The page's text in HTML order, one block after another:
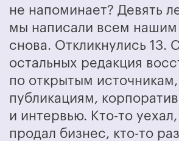
не напоминает? Девять
мы написали всем нашим
снова. Откликнулись 13.
остальных редакция
по открытым источникам,
публикациям,
и интервью. Кто-то уехал,
продал бизнес, кто-то